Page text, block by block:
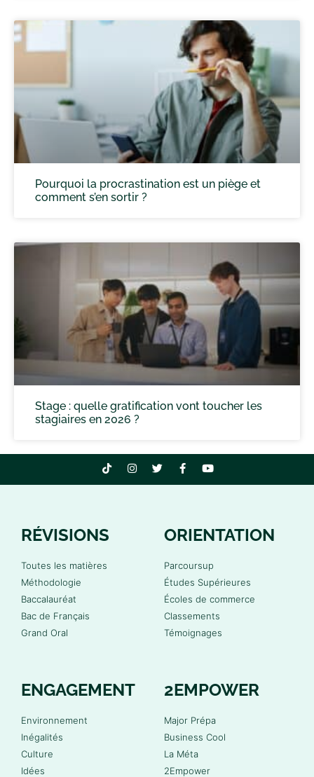
Pourquoi la procrastination est un piège et
comment s’en sortir ?
Stage : quelle gratification vont toucher les
stagiaires en 2026 ?
RÉVISIONS
Toutes les matières
Méthodologie
Baccalauréat
Bac de Français
Grand Oral
ORIENTATION
Parcoursup
Études Supérieures
Écoles de commerce
Classements
Témoignages
ENGAGEMENT
Environnement
Inégalités
Culture
Idées
2EMPOWER
Major Prépa
Business Cool
La Méta
2Empower